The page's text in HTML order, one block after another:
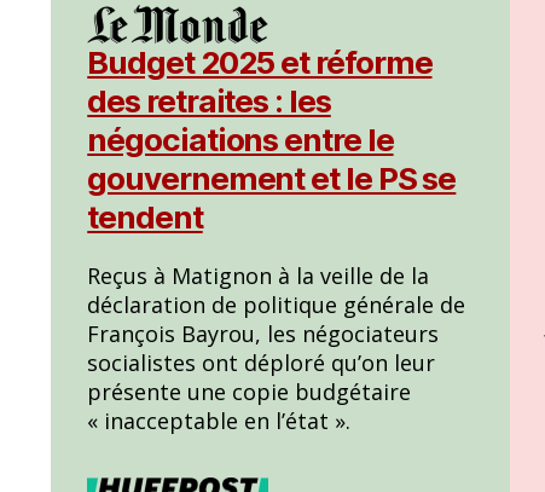
Budget 2025 et réforme
des retraites : les
négociations entre le
gouvernement et le PS se
tendent
Reçus à Matignon à la veille de la
déclaration de politique générale de
François Bayrou, les négociateurs
socialistes ont déploré qu’on leur
présente une copie budgétaire
« inacceptable en l’état ».